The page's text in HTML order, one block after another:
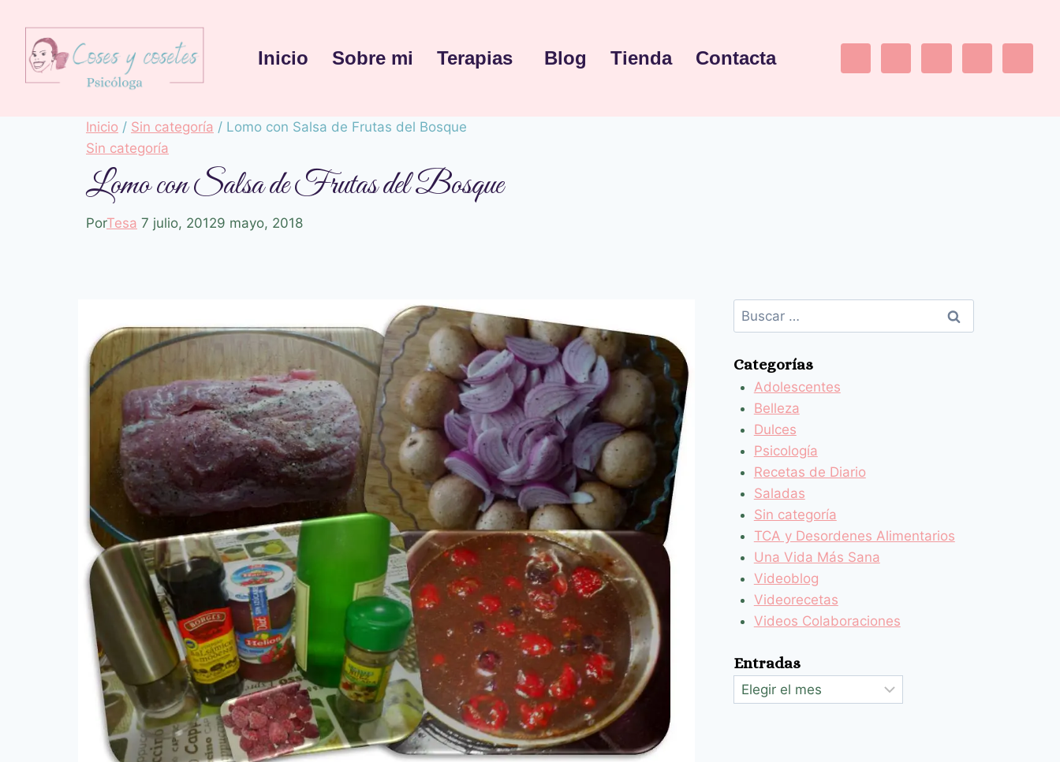
Inicio Sobre mi Terapias Blog Tienda Contacta
Inicio / Sin categoría / Lomo con Salsa de Frutas del Bosque
Sin categoría
Lomo con Salsa de Frutas del Bosque
PorTesa 7 julio, 20129 mayo, 2018
Categorías
Adolescentes
Belleza
Dulces
Psicología
Recetas de Diario
Saladas
Sin categoría
TCA y Desordenes Alimentarios
Una Vida Más Sana
Videoblog
Videorecetas
Videos Colaboraciones
Entradas